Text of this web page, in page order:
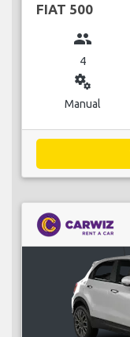
FIAT 500
group
4
miscellaneous_services
Manual